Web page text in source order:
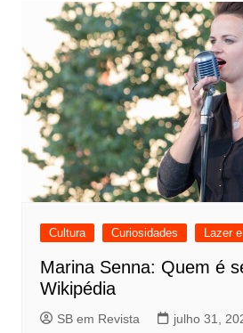
Cultura Curiosidades Lazer
Marina Senna: Quem é
Wikipédia
SB em Revista julho 31,